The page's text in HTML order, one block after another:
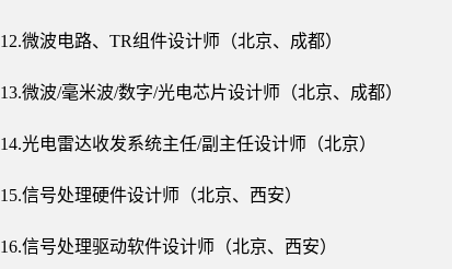
12.微波电路、TR组件设计师（北京、成都）
13.微波/毫米波/数字/光电芯片设计师（北京、成都）
14.光电雷达收发系统主任/副主任设计师（北京）
15.信号处理硬件设计师（北京、西安）
16.信号处理驱动软件设计师（北京、西安）